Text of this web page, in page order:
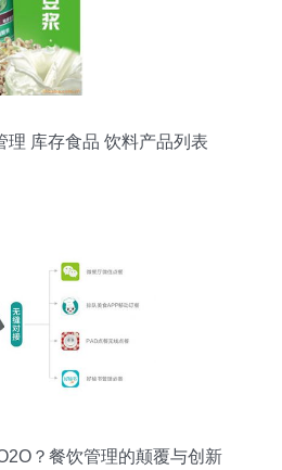
理 库存食品 饮料产品列表
？餐饮管理的颠覆与创新